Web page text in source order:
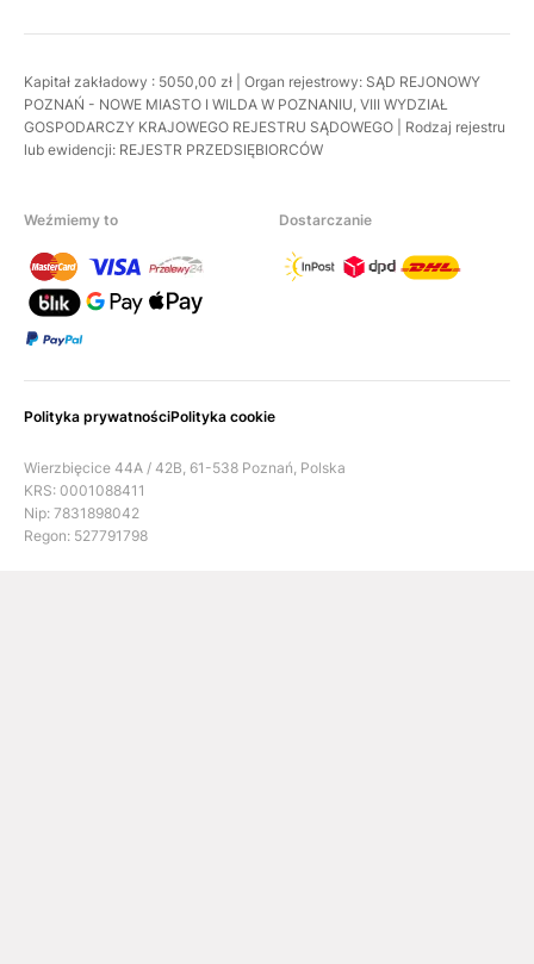
Kapitał zakładowy : 5050,00 zł | Organ rejestrowy: SĄD REJONOWY
POZNAŃ - NOWE MIASTO I WILDA W POZNANIU, VIII WYDZIAŁ
GOSPODARCZY KRAJOWEGO REJESTRU SĄDOWEGO | Rodzaj rejestru
lub ewidencji: REJESTR PRZEDSIĘBIORCÓW
Weźmiemy to Dostarczanie
Polityka prywatnościPolityka cookie
Wierzbięcice 44A / 42B, 61-538 Poznań, Polska
KRS: 0001088411
Nip: 7831898042
Regon: 527791798